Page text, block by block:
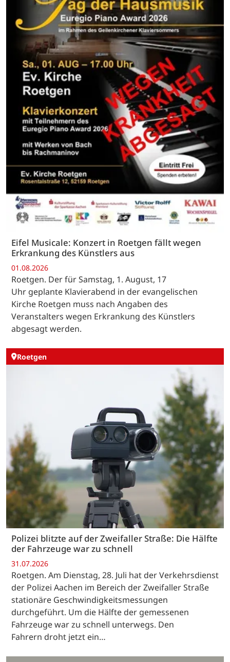
Eifel Musicale: Konzert in Roetgen fällt wegen
Erkrankung des Künstlers aus
01.08.2026
Roetgen. Der für Samstag, 1. August, 17
Uhr geplante Klavierabend in der evangelischen
Kirche Roetgen muss nach Angaben des
Veranstalters wegen Erkrankung des Künstlers
abgesagt werden.
Roetgen
Polizei blitzte auf der Zweifaller Straße: Die Hälfte
der Fahrzeuge war zu schnell
31.07.2026
Roetgen. Am Dienstag, 28. Juli hat der Verkehrsdienst
der Polizei Aachen im Bereich der Zweifaller Straße
stationäre Geschwindigkeitsmessungen
durchgeführt. Um die Hälfte der gemessenen
Fahrzeuge war zu schnell unterwegs. Den
Fahrern droht jetzt ein…